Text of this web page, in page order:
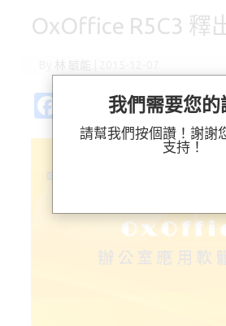
OxOffice R5C3 釋
林 毓能
o
Pl
ur
X M
as
t
d
o
n
Bl
u
es
y
我們需要您的
請幫我們按個讚！謝謝
支持！